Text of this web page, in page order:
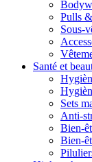
Pulls
Sous-
Santé et
Sets
Anti-
Bien-
Bien-